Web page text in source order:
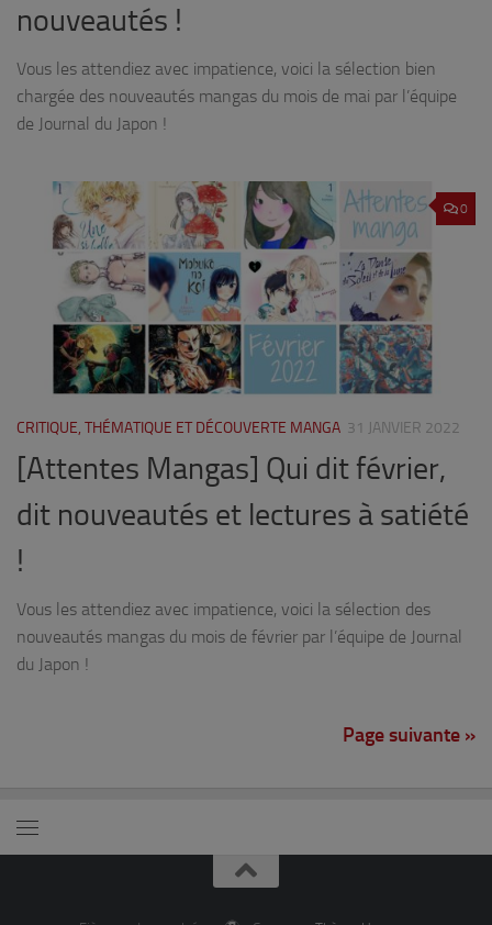
nouveautés !
Vous les attendiez avec impatience, voici la sélection bien
chargée des nouveautés mangas du mois de mai par l’équipe
de Journal du Japon !
0
CRITIQUE, THÉMATIQUE ET DÉCOUVERTE MANGA 31 JANVIER 2022
[Attentes Mangas] Qui dit février,
dit nouveautés et lectures à satiété
!
Vous les attendiez avec impatience, voici la sélection des
nouveautés mangas du mois de février par l’équipe de Journal
du Japon !
Page suivante »